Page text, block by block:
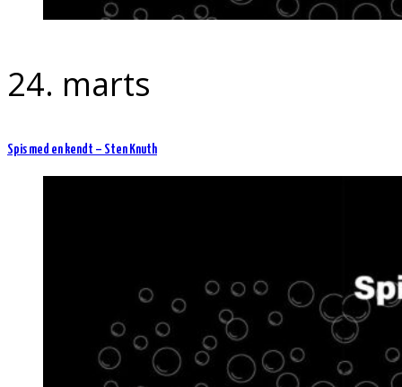
24. marts
Spis med en kendt – Sten Knuth